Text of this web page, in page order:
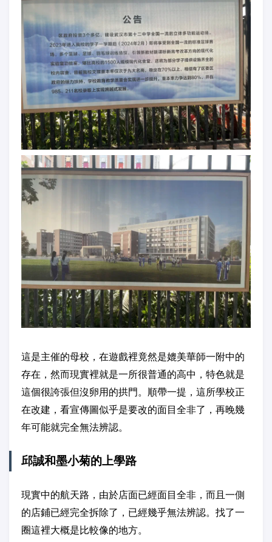
這是主催的母校，在遊戲裡竟然是媲美華師一附中的
存在，然而現實裡就是一所很普通的高中，特色就是
這個很誇張但沒卵用的拱門。順帶一提，這所學校正
在改建，看宣傳圖似乎是要改的面目全非了，再晚幾
年可能就完全無法辨認。
邱誠和墨小菊的上學路
現實中的航天路，由於店面已經面目全非，而且一側
的店鋪已經完全拆除了，已經幾乎無法辨認。找了一
圈這裡大概是比較像的地方。